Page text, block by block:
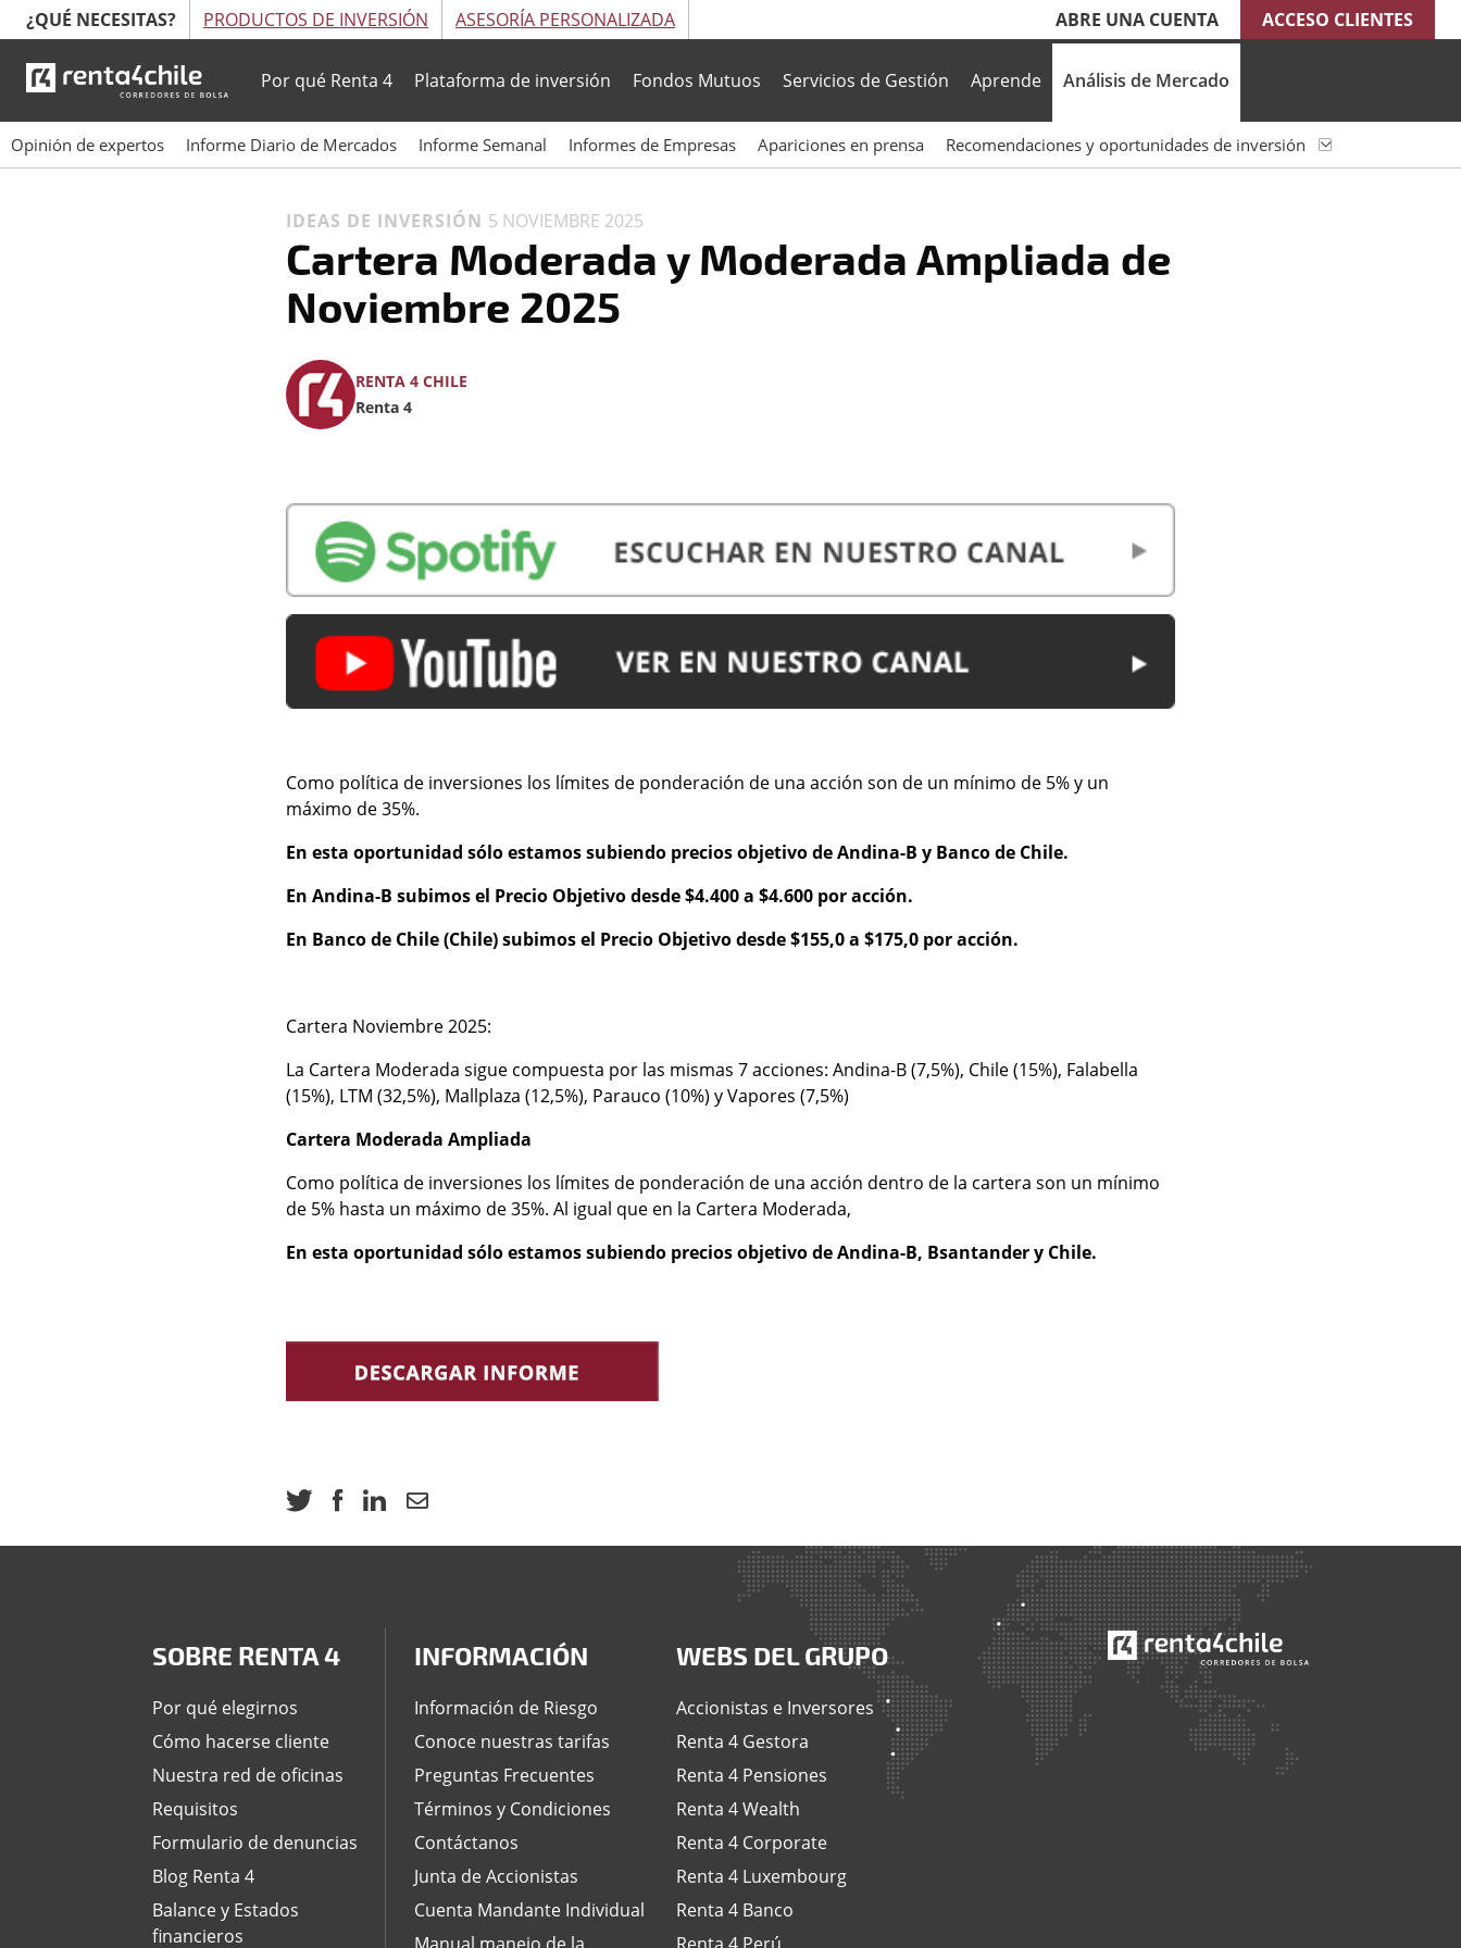
¿QUÉ NECESITAS? PRODUCTOS DE INVERSIÓN ASESORÍA PERSONALIZADA ABRE UNA CUENTA ACCESO CLIENTES
Por qué Renta 4 Plataforma de inversión Fondos Mutuos Servicios de Gestión Aprende Análisis de Mercado
Opinión de expertos Informe Diario de Mercados Informe Semanal Informes de Empresas Apariciones en prensa Recomendaciones y oportunidades de inversión
IDEAS DE INVERSIÓN 5 NOVIEMBRE 2025
Cartera Moderada y Moderada Ampliada de
Noviembre 2025
RENTA 4 CHILE
Renta 4
Como política de inversiones los límites de ponderación de una acción son de un mínimo de 5% y un
máximo de 35%.
En esta oportunidad sólo estamos subiendo precios objetivo de Andina-B y Banco de Chile.
En Andina-B subimos el Precio Objetivo desde $4.400 a $4.600 por acción.
En Banco de Chile (Chile) subimos el Precio Objetivo desde $155,0 a $175,0 por acción.
Cartera Noviembre 2025:
La Cartera Moderada sigue compuesta por las mismas 7 acciones: Andina-B (7,5%), Chile (15%), Falabella
(15%), LTM (32,5%), Mallplaza (12,5%), Parauco (10%) y Vapores (7,5%)
Cartera Moderada Ampliada
Como política de inversiones los límites de ponderación de una acción dentro de la cartera son un mínimo
de 5% hasta un máximo de 35%. Al igual que en la Cartera Moderada,
En esta oportunidad sólo estamos subiendo precios objetivo de Andina-B, Bsantander y Chile.
SOBRE RENTA 4
Por qué elegirnos
Cómo hacerse cliente
Nuestra red de oficinas
Requisitos
Formulario de denuncias
Blog Renta 4
Balance y Estados
financieros
INFORMACIÓN
Información de Riesgo
Conoce nuestras tarifas
Preguntas Frecuentes
Términos y Condiciones
Contáctanos
Junta de Accionistas
Cuenta Mandante Individual
WEBS DEL GRUPO
Accionistas e Inversores
Renta 4 Gestora
Renta 4 Pensiones
Renta 4 Wealth
Renta 4 Corporate
Renta 4 Luxembourg
Renta 4 Banco